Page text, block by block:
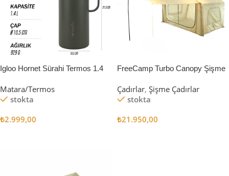
Igloo Hornet Sürahi Termos 1.4
Matara/Termos
stokta
₺2.999,00
FreeCamp Turbo Canopy Şişme
Çadırlar, Şişme Çadırlar
stokta
₺21.950,00